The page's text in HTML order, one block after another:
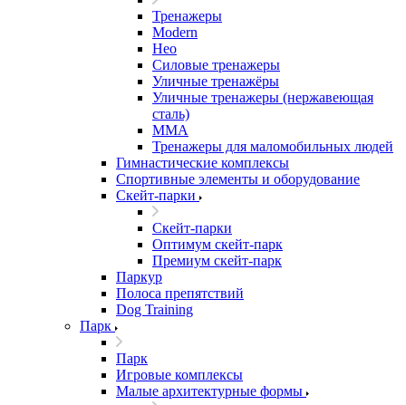
Тренажеры
Modern
Нео
Силовые тренажеры
Уличные тренажёры
Уличные тренажеры (нержавеющая
сталь)
ММА
Тренажеры для маломобильных людей
Гимнастические комплексы
Спортивные элементы и оборудование
Скейт-парки
Скейт-парки
Оптимум скейт-парк
Премиум скейт-парк
Паркур
Полоса препятствий
Dog Training
Парк
Парк
Игровые комплексы
Малые архитектурные формы